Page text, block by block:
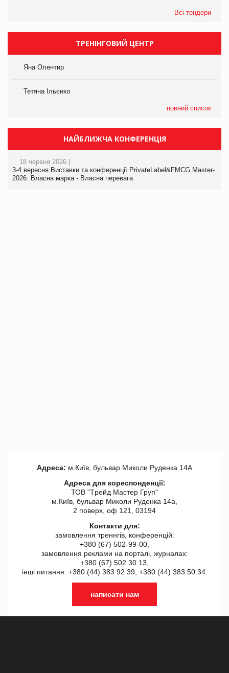
Всі тендери
ТРЕНІНГОВИЙ ЦЕНТР
Яна Олентир
Тетяна Ільєнко
повний список
НАЙБЛИЖЧА КОНФЕРЕНЦІЯ
18 червня 2026 |
3-4 вересня Виставки та конференції PrivateLabel&FMCG Master-
2026: Власна марка - Власна перевага
Адреса: м.Київ, бульвар Миколи Руденка 14А
Адреса для кореспонденції:
ТОВ "Tрейд Мастер Груп"
м.Київ, бульвар Миколи Руденка 14а,
2 поверх, оф 121, 03194
Контакти для:
замовлення треннгів, конференцій:
+380 (67) 502-99-00,
замовлення реклами на порталі, журналах:
+380 (67) 502 30 13,
інші питання: +380 (44) 383 92 39, +380 (44) 383 50 34.
написати нам